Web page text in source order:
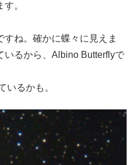
。
ね。確かに蝶々に見えま
いるから、Albino Butterflyで
いるかも。